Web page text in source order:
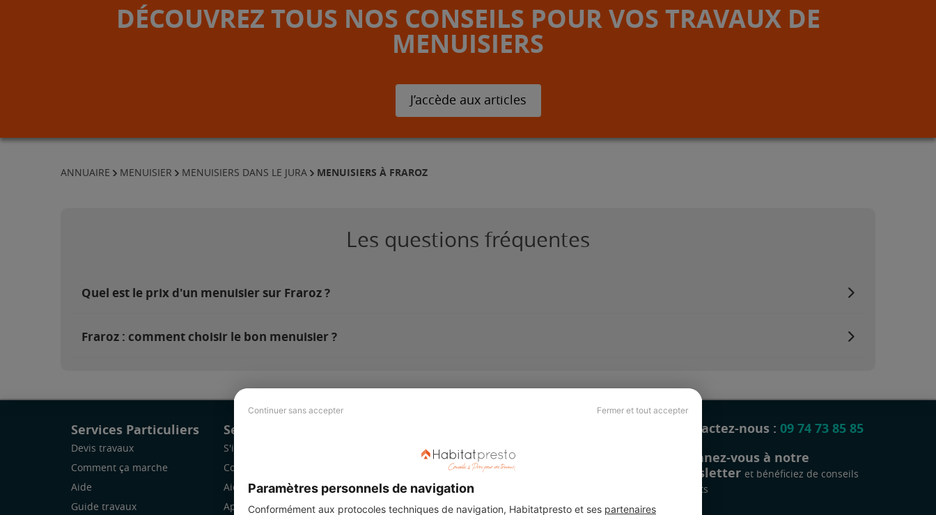
Continuer sans accepter Fermer et tout accepter
Paramètres personnels de navigation
Conformément aux protocoles techniques de navigation, Habitatpresto et ses partenaires
DÉCOUVREZ TOUS NOS CONSEILS POUR VOS TRAVAUX DE
MENUISIERS
J’accède aux articles
ANNUAIRE MENUISIER MENUISIERS DANS LE JURA MENUISIERS À FRAROZ
Les questions fréquentes
Quel est le prix d'un menuisier sur Fraroz ?
Fraroz : comment choisir le bon menuisier ?
Services Particuliers
Devis travaux
Comment ça marche
Aide
Guide travaux
Services Pro
S'inscrire
Comment ça marche
Aide
Application Mobile
Revue de presse
Légal
Contactez-nous : 09 74 73 85 85
Abonnez-vous à notre
newsletter et bénéficiez de conseils
gratuits